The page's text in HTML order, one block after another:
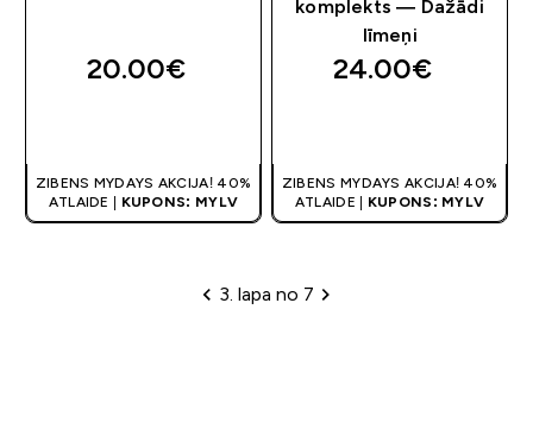
20.00€‎
ZIBENS MYDAYS AKCIJA! 40%
ATLAIDE | KUPONS: MYLV
komplekts — Dažādi
līmeņi
24.00€‎
ZIBENS MYDAYS AKCIJA! 40%
ATLAIDE | KUPONS: MYLV
Lapu šķirošana
3. lapa no 7